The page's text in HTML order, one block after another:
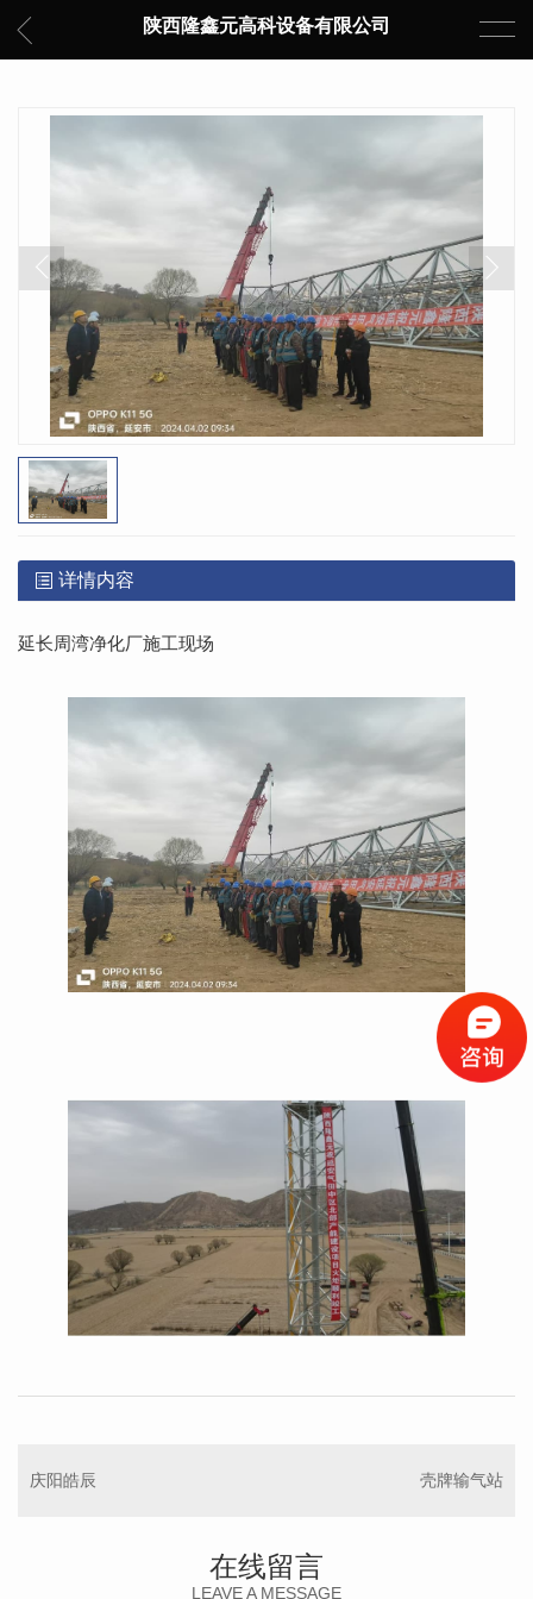
陕西隆鑫元高科设备有限公司
详情内容
延长周湾净化厂施工现场
庆阳皓辰 壳牌输气站
在线留言
LEAVE A MESSAGE